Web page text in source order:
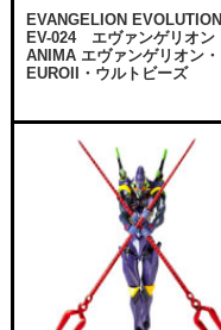
EVANGELION EVOLUTION
EV-024 エヴァンゲリオン
ANIMA エヴァンゲリオン・
EUROII・ウルトビーズ